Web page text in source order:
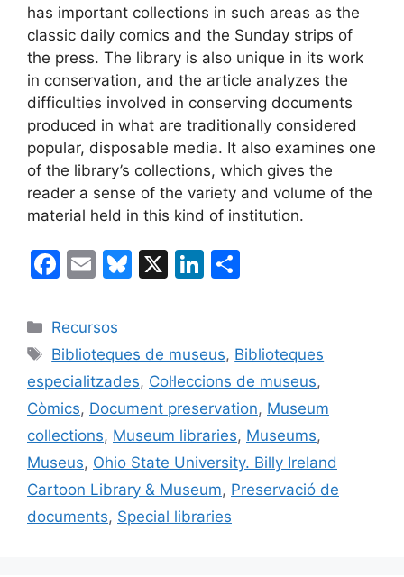
has important collections in such areas as the
classic daily comics and the Sunday strips of
the press. The library is also unique in its work
in conservation, and the article analyzes the
difficulties involved in conserving documents
produced in what are traditionally considered
popular, disposable media. It also examines one
of the library’s collections, which gives the
reader a sense of the variety and volume of the
material held in this kind of institution.
F
c
e
b
o
o
k
E
ai
l
Bl
s
k
y
X
Li
e
dI
n
p
ar
te
ix
Categories
Recursos
Etiquetes
Biblioteques de museus, Biblioteques
especialitzades, Col·leccions de museus,
Còmics, Document preservation, Museum
collections, Museum libraries, Museums,
Museus, Ohio State University. Billy Ireland
Cartoon Library & Museum, Preservació de
documents, Special libraries